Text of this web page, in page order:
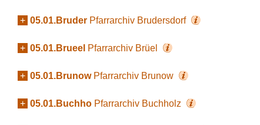
+ 05.01.Bruder Pfarrarchiv Brudersdorf
+ 05.01.Brueel Pfarrarchiv Brüel
+ 05.01.Brunow Pfarrarchiv Brunow
+ 05.01.Buchho Pfarrarchiv Buchholz